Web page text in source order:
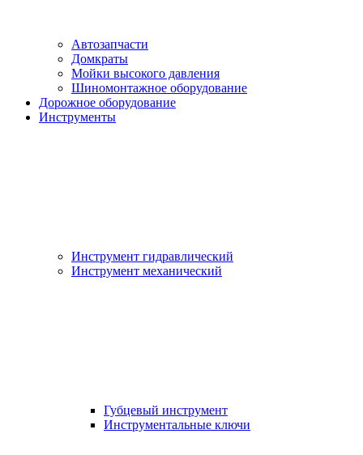
Автозапчасти
Домкраты
Мойки высокого давления
Шиномонтажное оборудование
Дорожное оборудование
Инструменты
Инструмент гидравлический
Инструмент механический
Губцевый инструмент
Инструментальные ключи